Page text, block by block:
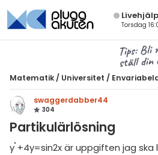
Torsdag
Tips:
ställ
Matematik / Universitet /
swaggerdabber44
304
Partikulärlösning
y'' +4y=sin2x är uppgiften jag ska
Alla trådar
7
& Bygg